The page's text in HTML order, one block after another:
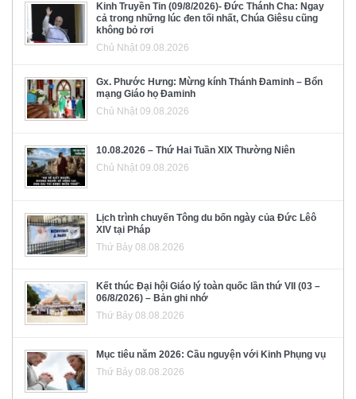
Kinh Truyền Tin (09/8/2026)- Đức Thánh Cha: Ngay
cả trong những lúc đen tối nhất, Chúa Giêsu cũng
không bỏ rơi
Chủ Nhật 09.08.2026
Gx. Phước Hưng: Mừng kính Thánh Đaminh – Bổn
mạng Giáo họ Đaminh
Chủ Nhật 09.08.2026
10.08.2026 – Thứ Hai Tuần XIX Thường Niên
Chủ Nhật 09.08.2026
Lịch trình chuyến Tông du bốn ngày của Đức Lêô
XIV tại Pháp
Thứ Bảy 08.08.2026
Kết thúc Đại hội Giáo lý toàn quốc lần thứ VII (03 –
06/8/2026) – Bản ghi nhớ
Thứ Bảy 08.08.2026
Mục tiêu năm 2026: Cầu nguyện với Kinh Phụng vụ
Thứ Bảy 08.08.2026